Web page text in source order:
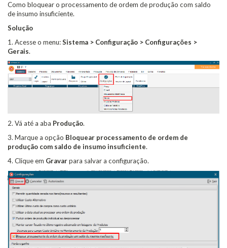
Como bloquear o processamento de ordem de produção com saldo
de insumo insuficiente.
Solução
1. Acesse o menu:Sistema > Configuração > Configurações >
Gerais.
2. Vá até a aba Produção.
3. Marque a opção Bloquear processamento de ordem de
produção com saldo de insumo insuficiente.
4. Clique em Gravarpara salvar a configuração.